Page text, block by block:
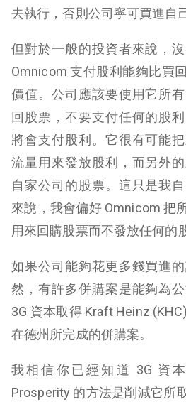
去執行，否則公司寧可買進自
但對於一般的投資者來說，
Omnicom 支付股利能夠比買
價值。公司應該要使用它所
回股票，不要支付任何的股
將會支付股利。它很有可能
流量用來發放股利，而另外
自家公司的股票。這只是我
來說，我會偏好 Omnicom 把
用來回購股票而不發放任何的
如果公司能夠花更多錢買進
然，有許多併購案是能夠為
3G 資本取得 Kraft Heinz
在德州所完成的併購案。
我相信你已經知道 3G 資
Prosperity 的方法是削減它所